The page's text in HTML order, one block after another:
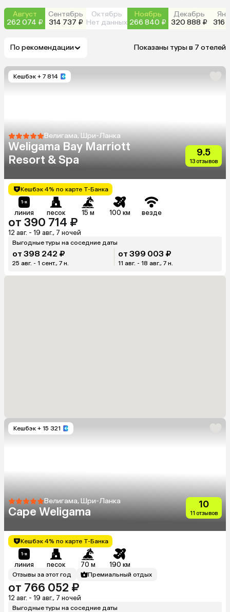
Август
262 074 ₽
Сентябрь
314 737 ₽
Октябрь
Нет данных
Ноябрь
266 840 ₽
Декабрь
320 888 ₽
316
По рекомендации Показаны туры в 7 отелей
Кешбэк + 7 814
Велигама, Шри-Ланка
Weligama Bay Marriott
Resort & Spa
9.5
13 отзывов
Кешбэк 4% по карте Т-Банка
линия песок 15 м 100 км везде
от 390 714 ₽
12 авг. - 19 авг., 7 ночей
Выгодные туры на соседние даты
от 398 242 ₽
25 авг. - 1 сент., 7 н.
от 399 003 ₽
11 авг. - 18 авг., 7 н.
Кешбэк + 15 321
Велигама, Шри-Ланка
Cape Weligama
10
11 отзывов
Кешбэк 4% по карте Т-Банка
линия песок 70 м 190 км
Отзывы за этот год Премиальный отдых
от 766 052 ₽
12 авг. - 19 авг., 7 ночей
Выгодные туры на соседние даты